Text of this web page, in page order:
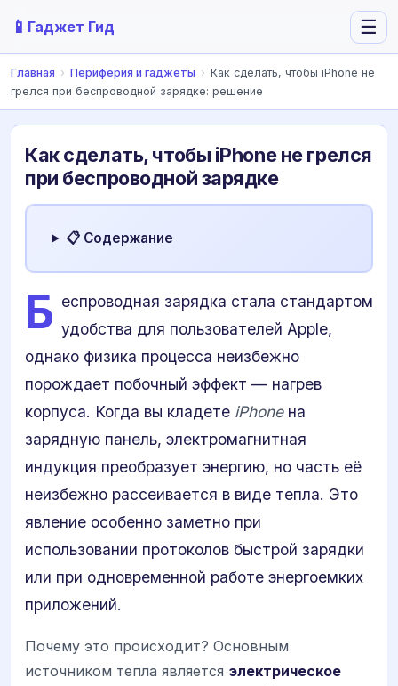
📱 Гаджет Гид ☰
Главная › Периферия и гаджеты › Как сделать, чтобы iPhone не
грелся при беспроводной зарядке: решение
Как сделать, чтобы iPhone не грелся
при беспроводной зарядке
📋 Содержание
Б еспроводная зарядка стала стандартом
удобства для пользователей Apple,
однако физика процесса неизбежно
порождает побочный эффект — нагрев
корпуса. Когда вы кладете iPhoneна
зарядную панель, электромагнитная
индукция преобразует энергию, но часть её
неизбежно рассеивается в виде тепла. Это
явление особенно заметно при
использовании протоколов быстрой зарядки
или при одновременной работе энергоемких
приложений.
Почему это происходит? Основным
источником тепла является электрическое